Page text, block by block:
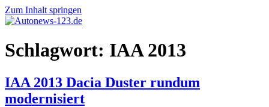
Zum Inhalt springen
Autonews-
123.de
Autonews
mit
Schlagwort: IAA 2013
IAA 2013 Dacia Duster rundum
modernisiert